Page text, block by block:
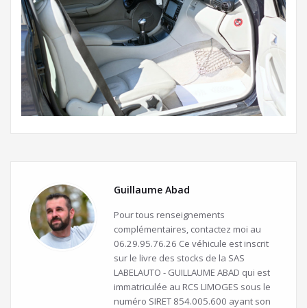
Guillaume Abad
Pour tous renseignements
complémentaires, contactez moi au
06.29.95.76.26 Ce véhicule est inscrit
sur le livre des stocks de la SAS
LABELAUTO - GUILLAUME ABAD qui est
immatriculée au RCS LIMOGES sous le
numéro SIRET 854.005.600 ayant son